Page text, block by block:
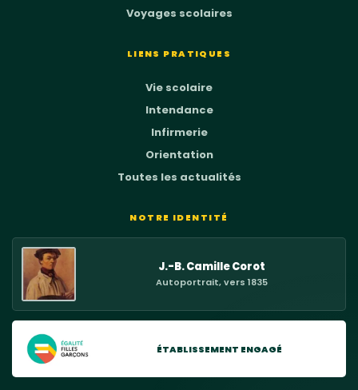
Voyages scolaires
LIENS PRATIQUES
Vie scolaire
Intendance
Infirmerie
Orientation
Toutes les actualités
NOTRE IDENTITÉ
J.-B. Camille Corot
Autoportrait, vers 1835
ÉTABLISSEMENT ENGAGÉ